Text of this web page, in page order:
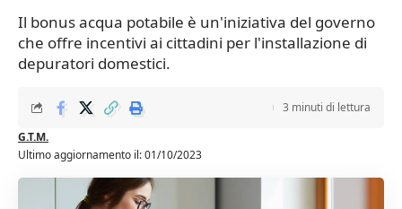
Il bonus acqua potabile è un'iniziativa del governo
che offre incentivi ai cittadini per l'installazione di
depuratori domestici.
Ultimo aggiornamento il: 01/10/2023
G.T.M.
3 minuti di lettura